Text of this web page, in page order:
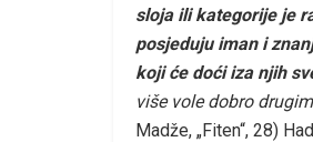
sloja ili kategorije je
posjeduju iman i
koji će doći iza njih
više vole dobro
Madže, „Fiten“, 28)